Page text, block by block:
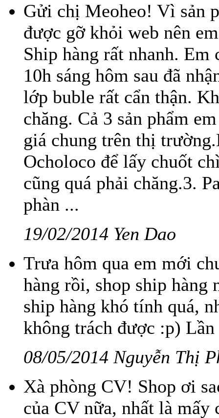
Gửi chị Meoheo! Vì sản
được gỡ khỏi web nên
Ship hàng rất nhanh.
10h sáng hôm sau đã
lớp buble rất cẩn thận.
chăng. Cả 3 sản phẩm
giá chung trên thị
Ocholoco để lấy chuốt
cũng quá phải chăng.3.
phàn ...
19/02/2014 Yen Dao
Trưa hôm qua em mới
hàng rồi, shop ship
ship hàng khó tính quá,
không trách được :p)
08/05/2014 Nguyễn Thị
Xà phòng CV! Shop ơi
của CV nữa, nhất là